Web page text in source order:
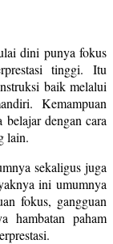
dini punya fokus
tinggi. Itu
baik melalui
Kemampuan
dengan cara
lain.
sekaligus juga
ini umumnya
fokus, gangguan
hambatan paham